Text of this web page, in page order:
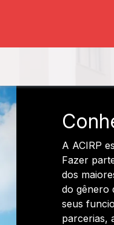
A ACIRP
Fazer
dos
do gênero
seus
parcerias,